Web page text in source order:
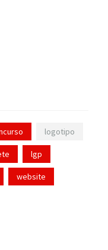
logotipo
lgp
website